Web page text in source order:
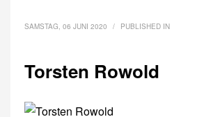
SAMSTAG, 06 JUNI 2020 / PUBLISHED IN
Torsten Rowold